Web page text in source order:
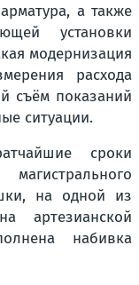
а также
установки
модернизация
расхода
съём показаний
ситуации.
сроки
на одной из
артезианской
набивка